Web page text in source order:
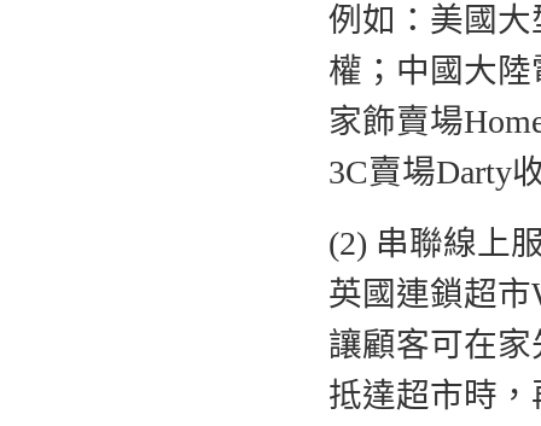
例如：美國大
權；中國大
家飾賣場
3C賣場Darty
(2) 串聯線上
英國連鎖超市
讓顧客可在
抵達超市時，